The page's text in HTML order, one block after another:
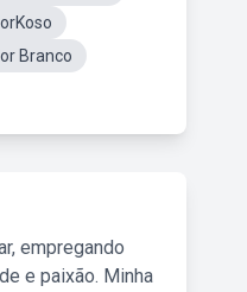
Branco
empregando
e paixão. Minha